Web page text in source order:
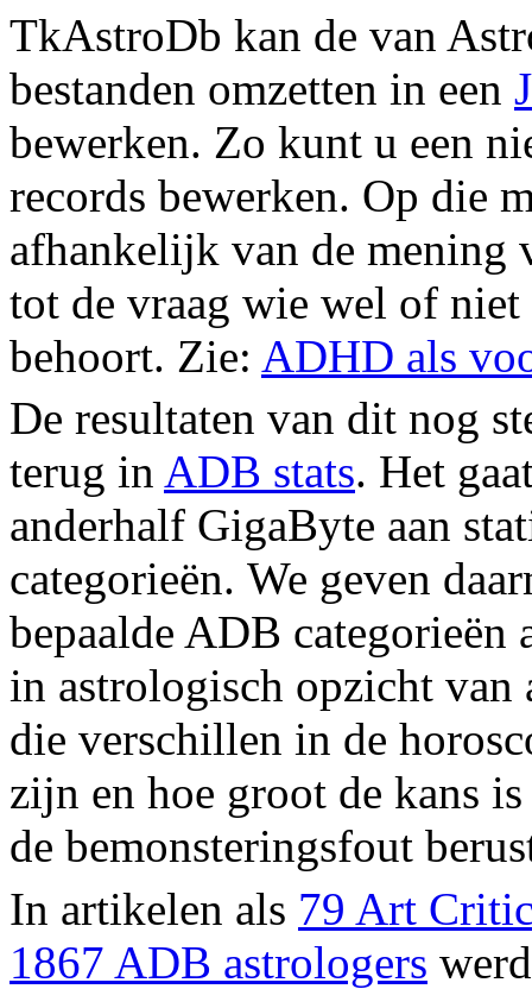
TkAstroDb kan de van
bestanden omzetten in een
bewerken. Zo kunt u een
records bewerken. Op die
afhankelijk van de mening
tot de vraag wie wel of niet
behoort. Zie: ADHD als
De resultaten van dit nog
terug in ADB stats. Het
anderhalf GigaByte aan
categorieën. We geven
bepaalde ADB
in astrologisch opzicht van
die verschillen in de
zijn en hoe groot de kans
de bemonsteringsfout
In artikelen als 79 Art
1867 ADB astrologers